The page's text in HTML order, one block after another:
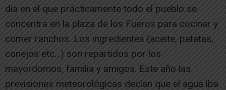
día en el que prácticamente todo el pueblo se
concentra en la plaza de los Fueros para cocinar y
comer ranchos. Los ingredientes (aceite, patatas,
conejos etc…) son repartidos por los
mayordomos, familia y amigos. Este año las
previsiones meteorológicas decían que el agua iba